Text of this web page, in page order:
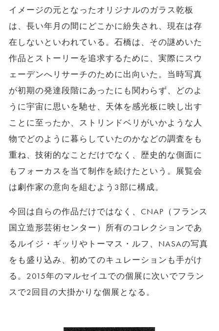
イメージの元となったオリジナルのガラス乾板
は、 長い年月の間にどこかに紛失され、現在は存
在しないといわれている。石橋は、その謎めいた
作品とストーリーを追求するために、実際にスウ
ェーデンへリサーチのために出向いた。当時写真
が初期の発達段階にあったにも関わらず、どのよ
うに宇宙に思いを馳せ、天体を感光板に映し出す
ことに至ったか、ストリンドベリがいかような人
物でどのように暮らしていたのかなどの調査をも
重ね、技術的なことだけでなく、歴史的な側面に
もフォーカスを当て制作を続けたという。展覧会
は劇作家の意向を組むよう3部に構成。
今回は自らの作品だけではなく、CNAP（フランス
国立造形芸術センター）所有のコレクションであ
るルイジ・ギッリやトーマス・ルフ、NASAの写真
をも盛り込み、初めてのキュレーションも手がけ
る。2015年のマルセイユでの個展に次いでフラン
スで2回目の大掛かりな個展となる。